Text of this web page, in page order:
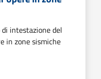
intestazione del
in zone sismiche